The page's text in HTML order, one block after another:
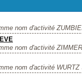
nom d'activité
nom d'activité
nom d'activité